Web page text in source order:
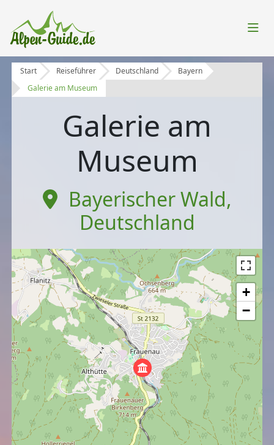
Start Reiseführer Deutschland
Bayern
Galerie am Museum
Galerie am
Museum
Bayerischer Wald,
Deutschland
+
−